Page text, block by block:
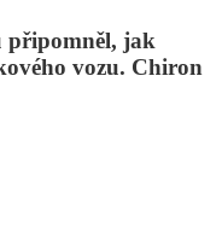
připomněl, jak
vozu. Chiron